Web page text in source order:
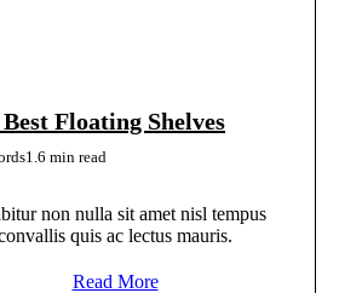
Floating Shelves
1.6 min read
non nulla sit amet nisl tempus
quis ac lectus mauris.
Read More